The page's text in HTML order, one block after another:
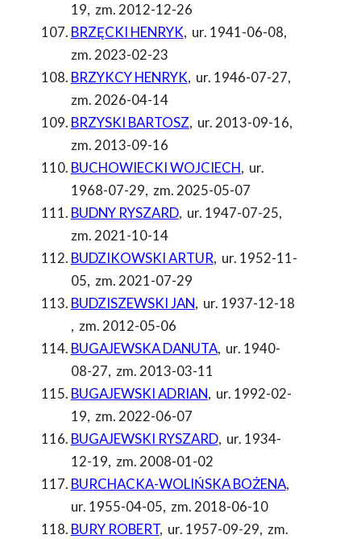
19, zm. 2012-12-26
BRZĘCKI HENRYK, ur. 1941-06-08,
zm. 2023-02-23
BRZYKCY HENRYK, ur. 1946-07-27,
zm. 2026-04-14
BRZYSKI BARTOSZ, ur. 2013-09-16,
zm. 2013-09-16
BUCHOWIECKI WOJCIECH, ur.
1968-07-29, zm. 2025-05-07
BUDNY RYSZARD, ur. 1947-07-25,
zm. 2021-10-14
BUDZIKOWSKI ARTUR, ur. 1952-11-
05, zm. 2021-07-29
BUDZISZEWSKI JAN, ur. 1937-12-18
, zm. 2012-05-06
BUGAJEWSKA DANUTA, ur. 1940-
08-27, zm. 2013-03-11
BUGAJEWSKI ADRIAN, ur. 1992-02-
19, zm. 2022-06-07
BUGAJEWSKI RYSZARD, ur. 1934-
12-19, zm. 2008-01-02
BURCHACKA-WOLIŃSKA BOŻENA,
ur. 1955-04-05, zm. 2018-06-10
BURY ROBERT, ur. 1957-09-29, zm.